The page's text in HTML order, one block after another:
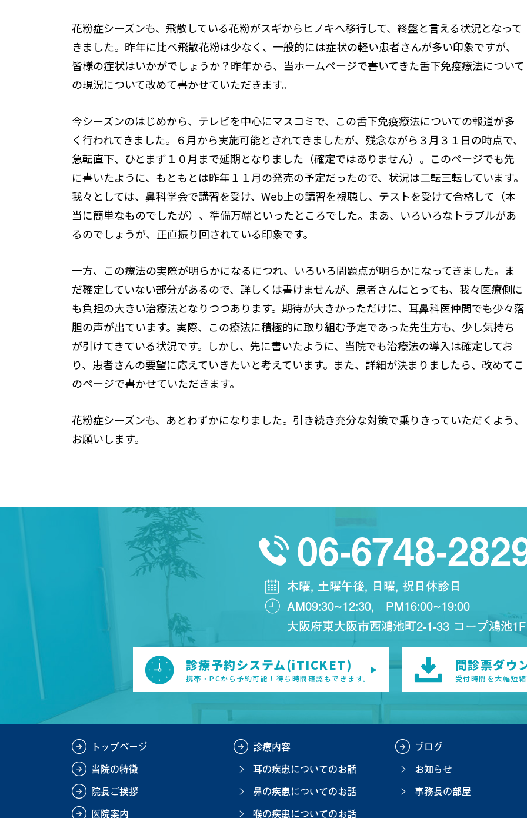
花粉症シーズンも、飛散している花粉がスギからヒノキへ移行して、終盤と言える状況となって
きました。昨年に比べ飛散花粉は少なく、一般的には症状の軽い患者さんが多い印象ですが、
皆様の症状はいかがでしょうか？昨年から、当ホームページで書いてきた舌下免疫療法について
の現況について改めて書かせていただきます。
今シーズンのはじめから、テレビを中心にマスコミで、この舌下免疫療法についての報道が多
く行われてきました。６月から実施可能とされてきましたが、残念ながら３月３１日の時点で、
急転直下、ひとまず１０月まで延期となりました（確定ではありません）。このページでも先
に書いたように、もともとは昨年１１月の発売の予定だったので、状況は二転三転しています。
我々としては、鼻科学会で講習を受け、Web上の講習を視聴し、テストを受けて合格して（本
当に簡単なものでしたが）、準備万端といったところでした。まあ、いろいろなトラブルがあ
るのでしょうが、正直振り回されている印象です。
一方、この療法の実際が明らかになるにつれ、いろいろ問題点が明らかになってきました。ま
だ確定していない部分があるので、詳しくは書けませんが、患者さんにとっても、我々医療側に
も負担の大きい治療法となりつつあります。期待が大きかっただけに、耳鼻科医仲間でも少々落
胆の声が出ています。実際、この療法に積極的に取り組む予定であった先生方も、少し気持ち
が引けてきている状況です。しかし、先に書いたように、当院でも治療法の導入は確定してお
り、患者さんの要望に応えていきたいと考えています。また、詳細が決まりましたら、改めてこ
のページで書かせていただきます。
花粉症シーズンも、あとわずかになりました。引き続き充分な対策で乗りきっていただくよう、
お願いします。
06-6748-
木曜, 土曜午後, 日曜, 祝日休診日
AM09:30~12:30,
PM16:00~19:00
大阪府東大阪市西鴻池町2-1-33 コープ鴻池1F
診療予約システム(iTICKET)
携帯・PCから予約可能！待ち時間確認もできます。
問診票ダウ
受付時間を大幅短
トップページ
当院の特徴
院長ご挨拶
医院案内
診療内容
耳の疾患についてのお話
鼻の疾患についてのお話
喉の疾患についてのお話
ブログ
お知らせ
事務長の部屋